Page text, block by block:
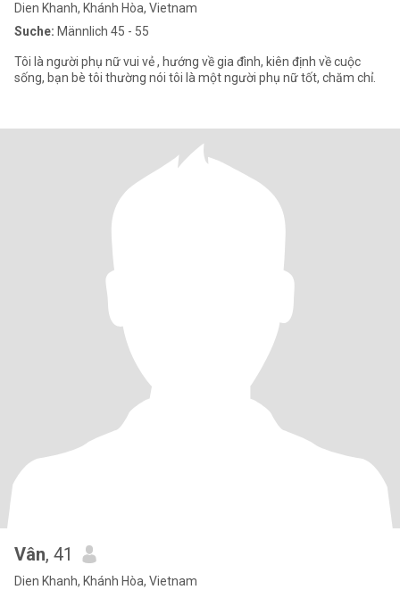
Dien Khanh, Khánh Hòa, Vietnam
Suche: Männlich 45 - 55
Tôi là người phụ nữ vui vẻ , hướng về gia đình, kiên định về cuộc
sống, bạn bè tôi thường nói tôi là một người phụ nữ tốt, chăm chỉ.
Vân, 41
Dien Khanh, Khánh Hòa, Vietnam